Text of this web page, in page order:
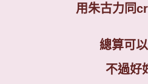
用朱古力同
總算可
不過好